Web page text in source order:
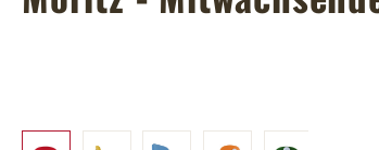
Bildergalerie überspringen